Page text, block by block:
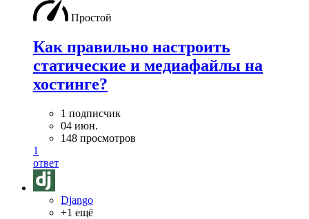
Простой
Как правильно настроить
статические и медиафайлы на
хостинге?
1 подписчик
04 июн.
148 просмотров
1
ответ
Django
+1 ещё